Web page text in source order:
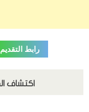
رابط التقديم
اكتشاف